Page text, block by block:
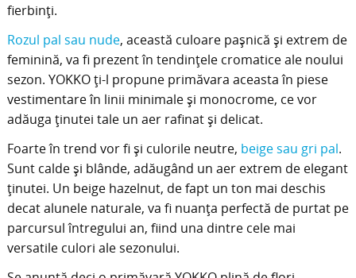
fierbinți.
Rozul pal sau nude, această culoare pașnică și extrem de
feminină, va fi prezent în tendințele cromatice ale noului
sezon. YOKKO ți-l propune primăvara aceasta în piese
vestimentare în linii minimale și monocrome, ce vor
adăuga ținutei tale un aer rafinat și delicat.
Foarte în trend vor fi și culorile neutre, beige sau gri pal.
Sunt calde și blânde, adăugând un aer extrem de elegant
ținutei. Un beige hazelnut, de fapt un ton mai deschis
decat alunele naturale, va fi nuanța perfectă de purtat pe
parcursul întregului an, fiind una dintre cele mai
versatile culori ale sezonului.